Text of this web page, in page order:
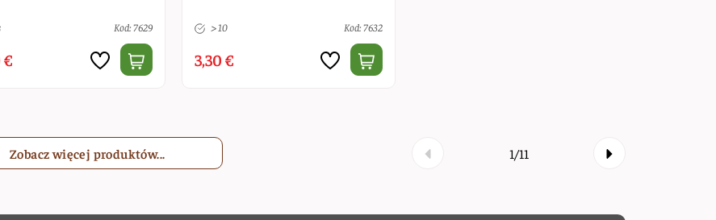
Kod: 7629
€
> 10 Kod: 7632
3,30 €
1/11
Zobacz więcej produktów...